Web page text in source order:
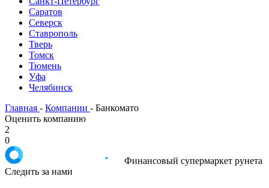
Саратов
Северск
Ставрополь
Тверь
Томск
Тюмень
Уфа
Челябинск
Главная - Компании - Банкомато
Оценить компанию
2
0
Финансовый супермаркет рунета
Следить за нами